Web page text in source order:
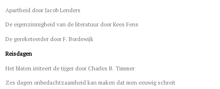
Apartheid door Jacob Lenders
De eigenzinnigheid van de literatuur door Kees Fens
De gereketeerder door F. Bordewijk
Reisdagen
Het blaten irriteert de tijger door Charles B. Timmer
Zes dagen onbedachtzaamheid kan maken dat men eeuwig schreit